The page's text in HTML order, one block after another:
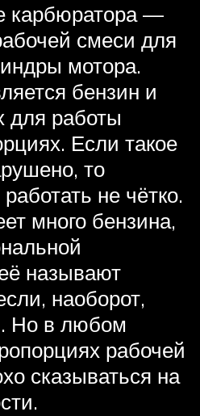
карбюратора —
смеси для
мотора.
бензин и
для работы
Если такое
то
не чётко.
много бензина,
называют
наоборот,
Но в любом
рабочей
сказываться на